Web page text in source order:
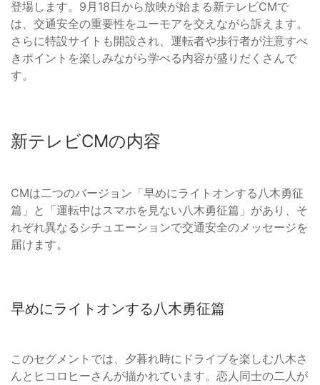
登場します。9月18日から放映が始まる新テレビCMで
は、交通安全の重要性をユーモアを交えながら訴えます。
さらに特設サイトも開設され、運転者や歩行者が注意すべ
きポイントを楽しみながら学べる内容が盛りだくさんで
す。
新テレビCMの内容
CMは二つのバージョン「早めにライトオンする八木勇征
篇」と「運転中はスマホを見ない八木勇征篇」があり、そ
れぞれ異なるシチュエーションで交通安全のメッセージを
届けます。
早めにライトオンする八木勇征篇
このセグメントでは、夕暮れ時にドライブを楽しむ八木さ
んとヒコロヒーさんが描かれています。恋人同士の二人が